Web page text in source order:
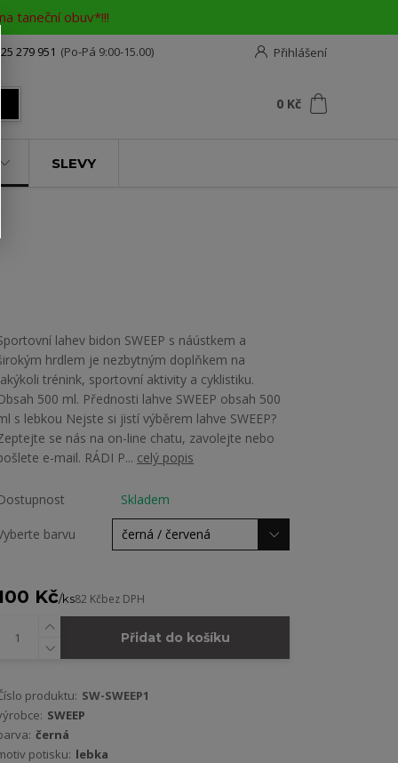
taneční obuv*!!!
Přihlášení
725 279 951 (Po-Pá 9:00-15.00)
0 Kč
SLEVY
lahev bidon SWEEP s náústkem a
hrdlem je nezbytným doplňkem na
trénink, sportovní aktivity a cyklistiku.
500 ml. Přednosti lahve SWEEP obsah 500
s lebkou Nejste si jistí výběrem lahve SWEEP?
se nás na on-line chatu, zavolejte nebo
e-mail. RÁDI P... celý popis
Skladem
barvu
Kč/ks82 Kčbez DPH
Přidat do košíku
produktu: SW-SWEEP1
SWEEP
černá
potisku: lebka